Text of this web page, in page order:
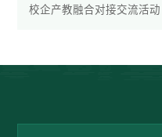
校企产教融合对接交流活动